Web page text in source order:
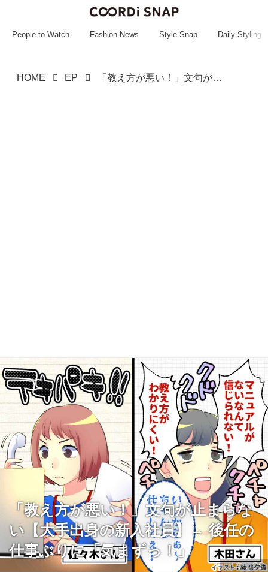
~~~~~~~~~~~
People to Watch Fashion News Style Snap Daily Styling
HOME EP 「教え方が悪い！」文句が止まらない【大手出身の新入社員】→ 後任の仕事ぶりに「気まずっ！」
出典：CS
「教え方が悪い！」文句が止まらな
い【大手出身の新入社員】→ 後任の
仕事ぶりに「気まずっ！」